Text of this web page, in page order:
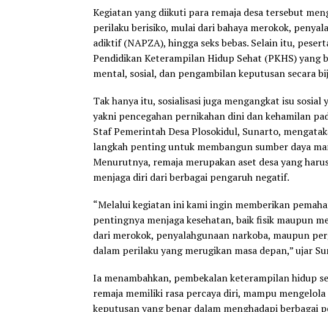
Kegiatan yang diikuti para remaja desa tersebut
perilaku berisiko, mulai dari bahaya merokok,
adiktif (NAPZA), hingga seks bebas. Selain itu,
Pendidikan Keterampilan Hidup Sehat (PKHS)
mental, sosial, dan pengambilan keputusan secara
Tak hanya itu, sosialisasi juga mengangkat isu
yakni pencegahan pernikahan dini dan kehamilan
Staf Pemerintah Desa Plosokidul, Sunarto,
langkah penting untuk membangun sumber daya
Menurutnya, remaja merupakan aset desa yang
menjaga diri dari berbagai pengaruh negatif.
“Melalui kegiatan ini kami ingin memberikan
pentingnya menjaga kesehatan, baik fisik maupun
dari merokok, penyalahgunaan narkoba, maupun
dalam perilaku yang merugikan masa depan,” ujar
Ia menambahkan, pembekalan keterampilan hidup
remaja memiliki rasa percaya diri, mampu
keputusan yang benar dalam menghadapi berbagai